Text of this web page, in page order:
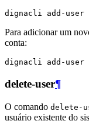
dignacli add-user
Para adicionar um
conta:
dignacli add-user
delete-user¶
O comando delete-
usuário existente do